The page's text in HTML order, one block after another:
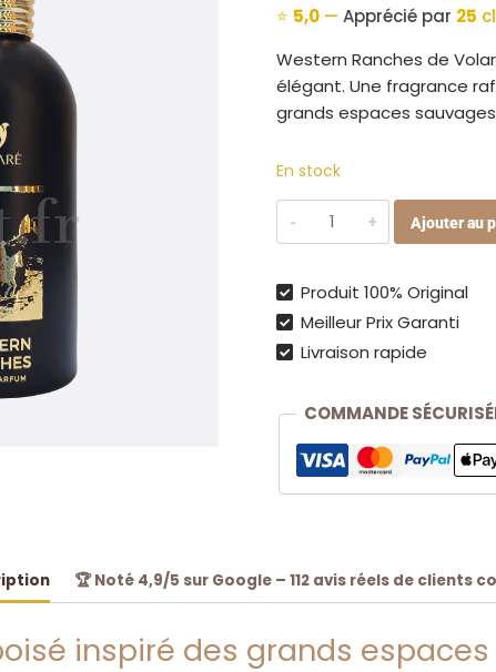
⭐ 5,0— Apprécié par 25
Western Ranches de
élégant. Une fragrance
grands espaces
En stock
quantité
de
Ranches
–
Volaré
Oriental
Boisé
&
Ajouter au
Produit 100% Original
Meilleur Prix Garanti
Livraison rapide
COMMANDE
🏆 Noté 4,9/5 sur Google – 112 avis réels de clients
inspiré des grands espaces